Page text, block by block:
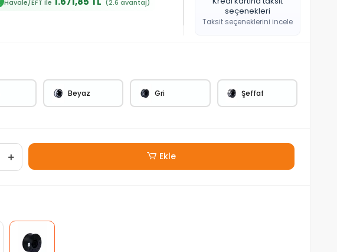
Havale/EFT ile (2.6 avantaj)
seçenekleri
Taksit seçeneklerini incele
Beyaz Gri Şeffaf
Ekle